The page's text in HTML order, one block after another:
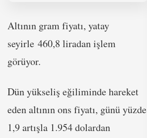
Altının gram fiyatı, yatay
seyirle 460,8 liradan işlem
görüyor.
Dün yükseliş eğiliminde hareket
eden altının ons fiyatı, günü yüzde
1,9 artışla 1.954 dolardan